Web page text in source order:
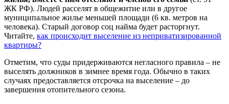
ЖК РФ). Людей расселят в общежитие или в другое
муниципальное жилье меньшей площади (6 кв. метров на
человека). Старый договор соц найма будет расторгнут.
Читайте, как происходит выселение из неприватизированной
квартиры?
Отметим, что суды придерживаются негласного правила – не
выселять должников в зимнее время года. Обычно в таких
случаях предоставляется отсрочка на выселение – до
завершения отопительного сезона.